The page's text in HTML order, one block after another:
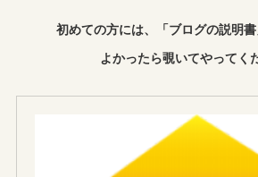
初めての方には、「ブログの説明書
よかったら覗いてやってく